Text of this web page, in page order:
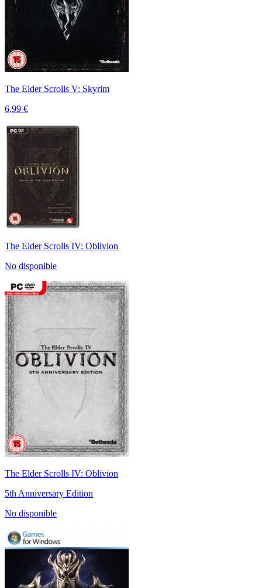
The Elder Scrolls V: Skyrim
6,99 €
The Elder Scrolls IV: Oblivion
No disponible
The Elder Scrolls IV: Oblivion
5th Anniversary Edition
No disponible